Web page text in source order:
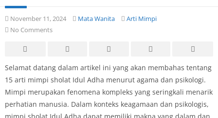
November 11, 2024 Mata Wanita
Arti Mimpi
No Comments
Selamat datang dalam artikel ini yang akan membahas tentang
15 arti mimpi sholat Idul Adha menurut agama dan psikologi.
Mimpi merupakan fenomena kompleks yang seringkali menarik
perhatian manusia. Dalam konteks keagamaan dan psikologis,
mimpi sholat Idul Adha dapat memiliki makna yang dalam dan